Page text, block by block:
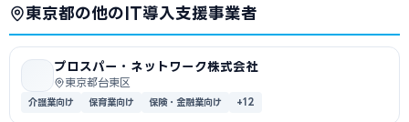
東京都の他のIT導入支援事業者
プロスパー・ネットワーク株式会社
東京都台東区
介護業向け 保育業向け 保険・金融業向け +12